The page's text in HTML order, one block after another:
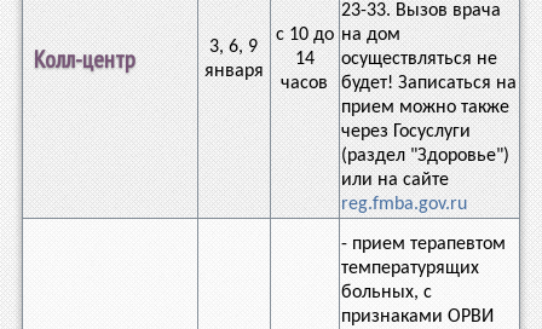
Колл-центр
3, 6, 9
января
с 10 до
14
часов
23-33. Вызов врача
на дом
осуществляться не
будет! Записаться на
прием можно также
через Госуслуги
(раздел "Здоровье")
или на сайте
reg.fmba.gov.ru
- прием терапевтом
температурящих
больных, с
признаками ОРВИ